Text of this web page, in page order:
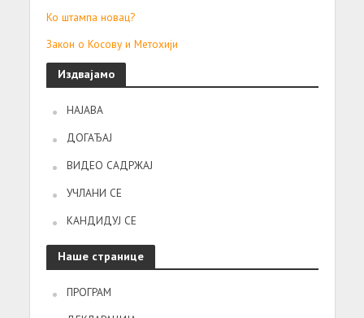
Ко штампа новац?
Закон о Косову и Метохији
Издвајамо
НАЈАВА
ДОГАЂАЈ
ВИДЕО САДРЖАЈ
УЧЛАНИ СЕ
КАНДИДУЈ СЕ
Наше странице
ПРОГРАМ